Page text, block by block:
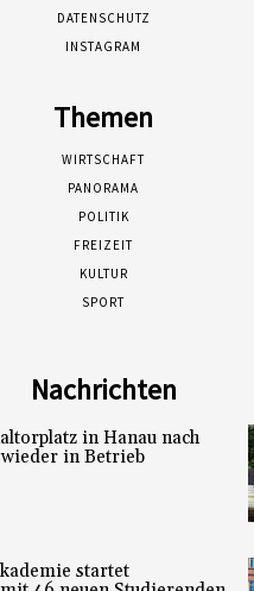
DATENSCHUTZ
INSTAGRAM
Themen
WIRTSCHAFT
PANORAMA
POLITIK
FREIZEIT
KULTUR
SPORT
Nachrichten
in Hanau nach
in Betrieb
startet